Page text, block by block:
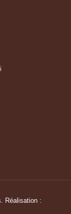
Réalisation :